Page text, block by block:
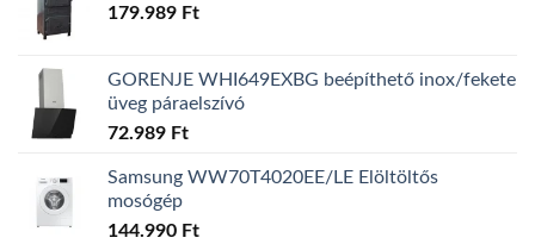
179.989 Ft
GORENJE WHI649EXBG beépíthető inox/fekete
üveg páraelszívó
72.989 Ft
Samsung WW70T4020EE/LE Elöltöltős
mosógép
144.990 Ft